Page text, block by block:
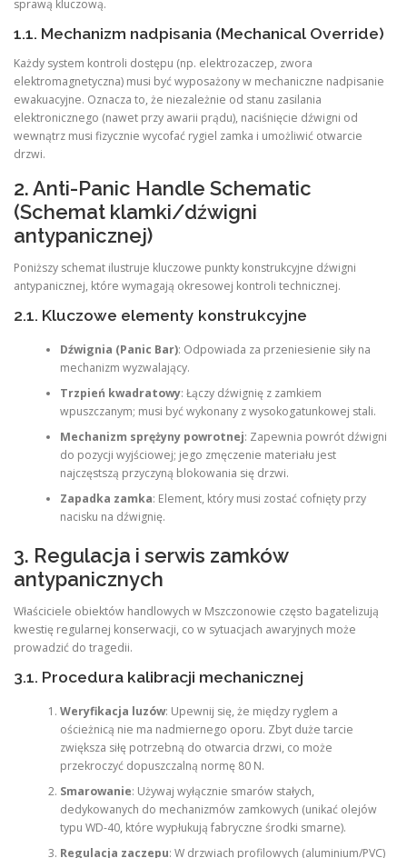
sprawą kluczową.
1.1. Mechanizm nadpisania (Mechanical Override)
Każdy system kontroli dostępu (np. elektrozaczep, zwora
elektromagnetyczna) musi być wyposażony w mechaniczne nadpisanie
ewakuacyjne. Oznacza to, że niezależnie od stanu zasilania
elektronicznego (nawet przy awarii prądu), naciśnięcie dźwigni od
wewnątrz musi fizycznie wycofać rygiel zamka i umożliwić otwarcie
drzwi.
2. Anti-Panic Handle Schematic
(Schemat klamki/dźwigni
antypanicznej)
Poniższy schemat ilustruje kluczowe punkty konstrukcyjne dźwigni
antypanicznej, które wymagają okresowej kontroli technicznej.
2.1. Kluczowe elementy konstrukcyjne
Dźwignia (Panic Bar): Odpowiada za przeniesienie siły na
mechanizm wyzwalający.
Trzpień kwadratowy: Łączy dźwignię z zamkiem
wpuszczanym; musi być wykonany z wysokogatunkowej stali.
Mechanizm sprężyny powrotnej: Zapewnia powrót dźwigni
do pozycji wyjściowej; jego zmęczenie materiału jest
najczęstszą przyczyną blokowania się drzwi.
Zapadka zamka: Element, który musi zostać cofnięty przy
nacisku na dźwignię.
3. Regulacja i serwis zamków
antypanicznych
Właściciele obiektów handlowych w Mszczonowie często bagatelizują
kwestię regularnej konserwacji, co w sytuacjach awaryjnych może
prowadzić do tragedii.
3.1. Procedura kalibracji mechanicznej
Weryfikacja luzów: Upewnij się, że między ryglem a
ościeżnicą nie ma nadmiernego oporu. Zbyt duże tarcie
zwiększa siłę potrzebną do otwarcia drzwi, co może
przekroczyć dopuszczalną normę 80 N.
Smarowanie: Używaj wyłącznie smarów stałych,
dedykowanych do mechanizmów zamkowych (unikać olejów
typu WD-40, które wypłukują fabryczne środki smarne).
Regulacja zaczepu: W drzwiach profilowych (aluminium/PVC)